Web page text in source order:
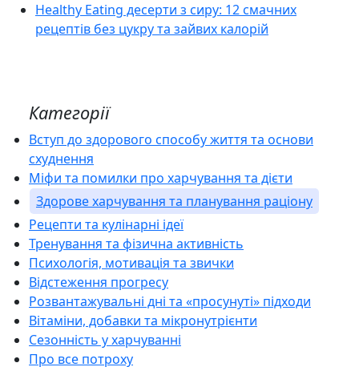
Healthy Eating десерти з сиру: 12 смачних
рецептів без цукру та зайвих калорій
Категорії
Вступ до здорового способу життя та основи
схуднення
Міфи та помилки про харчування та дієти
Здорове харчування та планування раціону
Рецепти та кулінарні ідеї
Тренування та фізична активність
Психологія, мотивація та звички
Відстеження прогресу
Розвантажувальні дні та «просунуті» підходи
Вітаміни, добавки та мікронутрієнти
Сезонність у харчуванні
Про все потроху